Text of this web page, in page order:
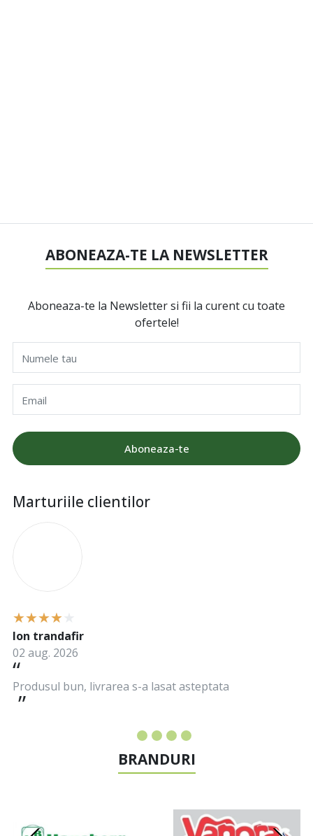
ABONEAZA-TE LA NEWSLETTER
Aboneaza-te la Newsletter si fii la curent cu toate
ofertele!
Numele tau
Email
Aboneaza-te
Marturiile clientilor
Produsul bun, livrarea s-a lasat asteptata
Ion trandafir
02 aug. 2026
BRANDURI